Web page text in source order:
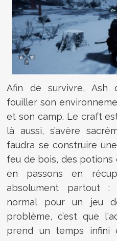
Afin de survivre, Ash
fouiller son
et son camp. Le craft
là aussi, s’avère
faudra se construire
feu de bois, des potions
en passons en
absolument partout :
normal pour un jeu
problème, c’est que
prend un temps infini